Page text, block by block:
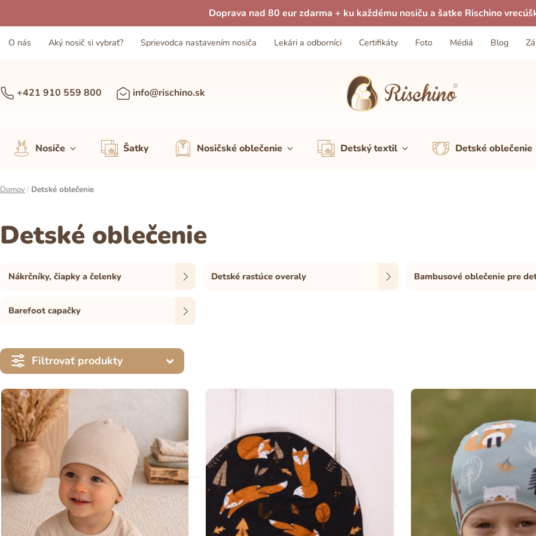
Doprava nad 80 eur zdarma + ku každému nosiču a šatke Rischino
O nás Aký nosič si vybrať? Sprievodca nastavením nosiča Lekári a odborníci Certifikáty Foto Médiá Blog
+421 910 559 800 info@rischino.sk
Nosiče Šatky Nosičské oblečenie Detský textil Detské oblečenie
Domov/ Detské oblečenie
Detské oblečenie
Nákrčníky, čiapky a čelenky Detské rastúce overaly Bambusové oblečenie pre
Barefoot capačky
Filtrovať produkty
Filtrovať podľa ceny
Filtrovať podľa ceny
2.41€ - 59.00€
Resetovať
Farba
Krídelka Prevedenie